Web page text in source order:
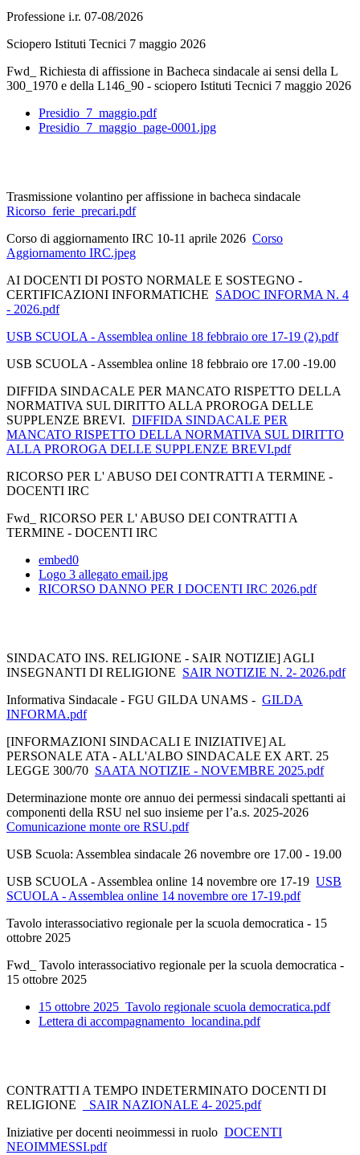
Professione i.r. 07-08/2026
Sciopero Istituti Tecnici 7 maggio 2026
Fwd_ Richiesta di affissione in Bacheca sindacale ai sensi della L
300_1970 e della L146_90 - sciopero Istituti Tecnici 7 maggio 2026
Presidio_7_maggio.pdf
Presidio_7_maggio_page-0001.jpg
Trasmissione volantino per affissione in bacheca sindacale
Ricorso_ferie_precari.pdf
Corso di aggiornamento IRC 10-11 aprile 2026 Corso
Aggiornamento IRC.jpeg
AI DOCENTI DI POSTO NORMALE E SOSTEGNO -
CERTIFICAZIONI INFORMATICHE SADOC INFORMA N. 4
- 2026.pdf
USB SCUOLA - Assemblea online 18 febbraio ore 17-19 (2).pdf
USB SCUOLA - Assemblea online 18 febbraio ore 17.00 -19.00
DIFFIDA SINDACALE PER MANCATO RISPETTO DELLA
NORMATIVA SUL DIRITTO ALLA PROROGA DELLE
SUPPLENZE BREVI. DIFFIDA SINDACALE PER
MANCATO RISPETTO DELLA NORMATIVA SUL DIRITTO
ALLA PROROGA DELLE SUPPLENZE BREVI.pdf
RICORSO PER L' ABUSO DEI CONTRATTI A TERMINE -
DOCENTI IRC
Fwd_ RICORSO PER L' ABUSO DEI CONTRATTI A
TERMINE - DOCENTI IRC
embed0
Logo 3 allegato email.jpg
RICORSO DANNO PER I DOCENTI IRC 2026.pdf
SINDACATO INS. RELIGIONE - SAIR NOTIZIE] AGLI
INSEGNANTI DI RELIGIONE SAIR NOTIZIE N. 2- 2026.pdf
Informativa Sindacale - FGU GILDA UNAMS - GILDA
INFORMA.pdf
[INFORMAZIONI SINDACALI E INIZIATIVE] AL
PERSONALE ATA - ALL'ALBO SINDACALE EX ART. 25
LEGGE 300/70 SAATA NOTIZIE - NOVEMBRE 2025.pdf
Determinazione monte ore annuo dei permessi sindacali spettanti ai
componenti della RSU nel suo insieme per l’a.s. 2025-2026
Comunicazione monte ore RSU.pdf
USB Scuola: Assemblea sindacale 26 novembre ore 17.00 - 19.00
USB SCUOLA - Assemblea online 14 novembre ore 17-19 USB
SCUOLA - Assemblea online 14 novembre ore 17-19.pdf
Tavolo interassociativo regionale per la scuola democratica - 15
ottobre 2025
Fwd_ Tavolo interassociativo regionale per la scuola democratica -
15 ottobre 2025
15 ottobre 2025_Tavolo regionale scuola democratica.pdf
Lettera di accompagnamento_locandina.pdf
CONTRATTI A TEMPO INDETERMINATO DOCENTI DI
RELIGIONE
_SAIR NAZIONALE 4- 2025.pdf
Iniziative per docenti neoimmessi in ruolo DOCENTI
NEOIMMESSI.pdf